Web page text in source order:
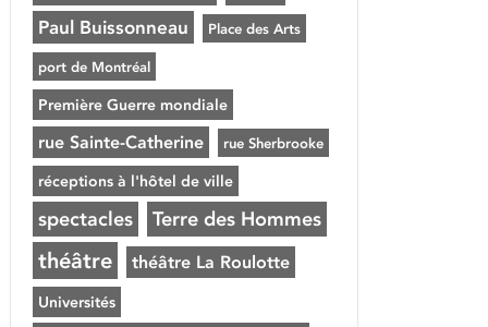
Paul Buissonneau Place des Arts
port de Montréal
Première Guerre mondiale
rue Sainte-Catherine rue Sherbrooke
réceptions à l'hôtel de ville
spectacles Terre des Hommes
théâtre théâtre La Roulotte
Universités